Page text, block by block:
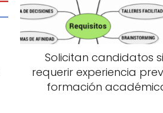
Solicitan candidatos
requerir experiencia
formación